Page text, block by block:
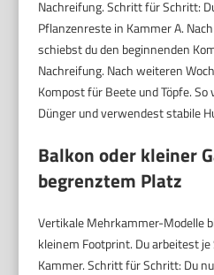
Nachreifung. Schritt für Schritt:
Pflanzenreste in Kammer A.
schiebst du den beginnenden
Nachreifung. Nach weiteren
Kompost für Beete und Töpfe.
Dünger und verwendest stabile
Balkon oder kleiner
begrenztem Platz
Vertikale Mehrkammer-Modelle
kleinem Footprint. Du arbeitest
Kammer. Schritt für Schritt: Du